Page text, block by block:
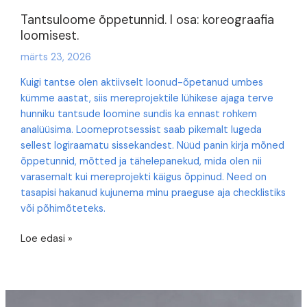
Tantsuloome õppetunnid. I osa: koreograafia
loomisest.
märts 23, 2026
Kuigi tantse olen aktiivselt loonud-õpetanud umbes
kümme aastat, siis mereprojektile lühikese ajaga terve
hunniku tantsude loomine sundis ka ennast rohkem
analüüsima. Loomeprotsessist saab pikemalt lugeda
sellest logiraamatu sissekandest. Nüüd panin kirja mõned
õppetunnid, mõtted ja tähelepanekud, mida olen nii
varasemalt kui mereprojekti käigus õppinud. Need on
tasapisi hakanud kujunema minu praeguse aja checklistiks
või põhimõteteks.
Tantsuloome
Loe edasi »